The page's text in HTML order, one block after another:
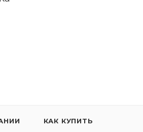
автомобиля.
КАК КУПИТЬ